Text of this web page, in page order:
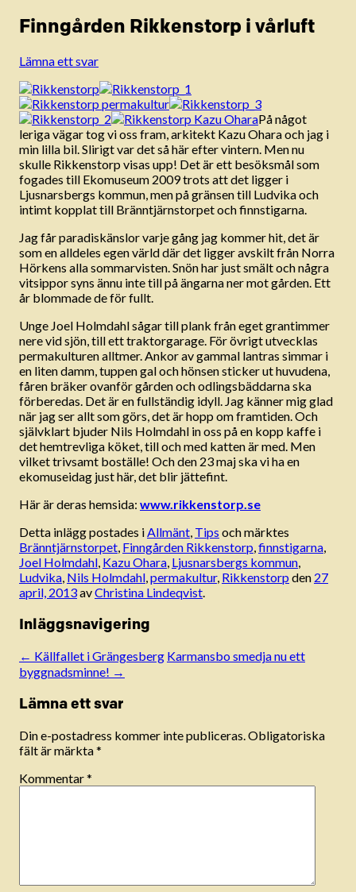
Finngården Rikkenstorp i vårluft
Lämna ett svar
På något
leriga vägar tog vi oss fram, arkitekt Kazu Ohara och jag i
min lilla bil. Slirigt var det så här efter vintern. Men nu
skulle Rikkenstorp visas upp! Det är ett besöksmål som
fogades till Ekomuseum 2009 trots att det ligger i
Ljusnarsbergs kommun, men på gränsen till Ludvika och
intimt kopplat till Bränntjärnstorpet och finnstigarna.
Jag får paradiskänslor varje gång jag kommer hit, det är
som en alldeles egen värld där det ligger avskilt från Norra
Hörkens alla sommarvisten. Snön har just smält och några
vitsippor syns ännu inte till på ängarna ner mot gården. Ett
år blommade de för fullt.
Unge Joel Holmdahl sågar till plank från eget grantimmer
nere vid sjön, till ett traktorgarage. För övrigt utvecklas
permakulturen alltmer. Ankor av gammal lantras simmar i
en liten damm, tuppen gal och hönsen sticker ut huvudena,
fåren bräker ovanför gården och odlingsbäddarna ska
förberedas. Det är en fullständig idyll. Jag känner mig glad
när jag ser allt som görs, det är hopp om framtiden. Och
självklart bjuder Nils Holmdahl in oss på en kopp kaffe i
det hemtrevliga köket, till och med katten är med. Men
vilket trivsamt boställe! Och den 23 maj ska vi ha en
ekomuseidag just här, det blir jättefint.
Här är deras hemsida: www.rikkenstorp.se
Detta inlägg postades iAllmänt, Tips och märktes
Bränntjärnstorpet, Finngården Rikkenstorp,finnstigarna,
Joel Holmdahl, Kazu Ohara, Ljusnarsbergs kommun,
Ludvika, Nils Holmdahl,permakultur, Rikkenstorp den 27
april, 2013avChristina Lindeqvist.
Inläggsnavigering
← Källfallet i Grängesberg Karmansbo smedja nu ett
byggnadsminne! →
Lämna ett svar
Din e-postadress kommer inte publiceras.Obligatoriska
fält är märkta*
Kommentar*